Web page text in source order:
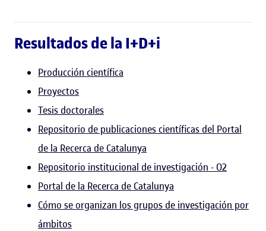
Resultados de la I+D+i
Producción científica
Proyectos
Tesis doctorales
Repositorio de publicaciones científicas del Portal
de la Recerca de Catalunya
Repositorio institucional de investigación - O2
Portal de la Recerca de Catalunya
Cómo se organizan los grupos de investigación por
ámbitos